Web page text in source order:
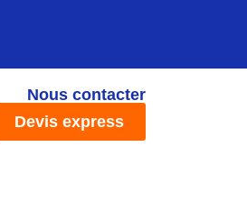
Nous contacter
Devis express